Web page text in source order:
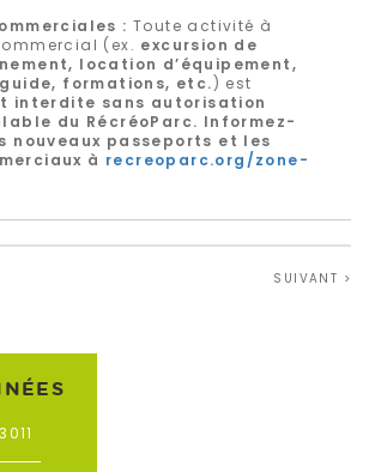
: Toute activité à
(ex. excursion de
location d’équipement,
formations, etc.) est
interdite sans autorisation
du RécréoParc. Informez-
nouveaux passeports et les
à recreoparc.org/zone-
SUIVANT >